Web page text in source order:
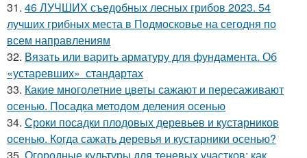
31. 46 ЛУЧШИХ съедобных лесных грибов 2023. 54
лучших грибных места в Подмосковье на сегодня по
всем направлениям
32. Вязать или варить арматуру для фундамента. Об
«устаревших» стандартах
33. Какие многолетние цветы сажают и пересаживают
осенью. Посадка методом деления осенью
34. Сроки посадки плодовых деревьев и кустарников
осенью. Когда сажать деревья и кустарники осенью?